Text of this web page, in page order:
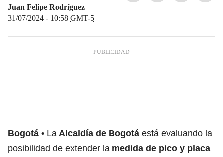
Juan Felipe Rodríguez
31/07/2024 - 10:58 GMT-5
Bogotá La Alcaldía de Bogotá está evaluando la
posibilidad de extender la medida de pico y placa